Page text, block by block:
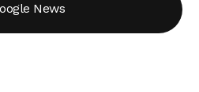
News